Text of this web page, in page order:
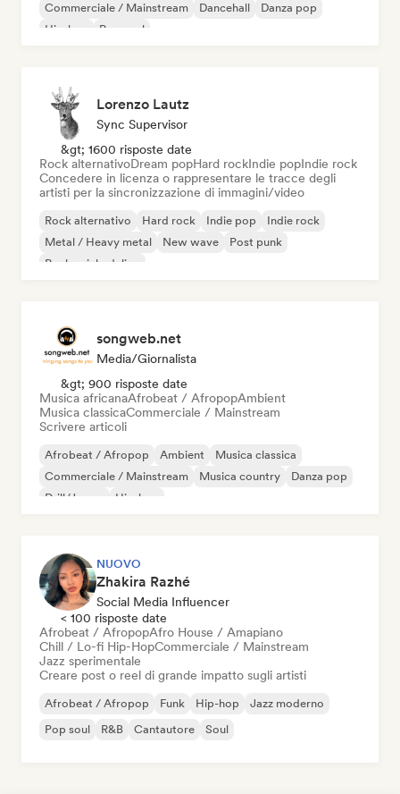
Commerciale / Mainstream
Dancehall
Danza pop
Hip-hop
Pop soul
Lorenzo Lautz
Sync Supervisor
&gt; 1600 risposte date
Rock alternativoDream popHard rockIndie popIndie rock
Concedere in licenza o rappresentare le tracce degli
artisti per la sincronizzazione di immagini/video
Rock alternativo Hard rock Indie pop
Indie rock
Metal / Heavy metal
New wave
Post punk
Rock psichedelico
songweb.net
Media/Giornalista
&gt; 900 risposte date
Musica africanaAfrobeat / AfropopAmbient
Musica classicaCommerciale / Mainstream
Scrivere articoli
Afrobeat / Afropop Ambient
Musica classica
Commerciale / Mainstream
Musica country
Danza pop
Drill/Jersey
Hip-hop
NUOVO
Zhakira Razhé
Social Media Influencer
< 100 risposte date
Afrobeat / AfropopAfro House / Amapiano
Chill / Lo-fi Hip-HopCommerciale / Mainstream
Jazz sperimentale
Creare post o reel di grande impatto sugli artisti
Afrobeat / Afropop Funk Hip-hop
Jazz moderno
Pop soul
R&B Cantautore Soul